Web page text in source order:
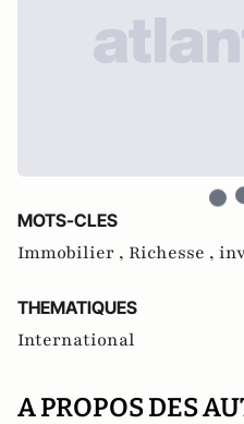
MOTS-CLES
Immobilier , Richesse ,
THEMATIQUES
International
A PROPOS DES